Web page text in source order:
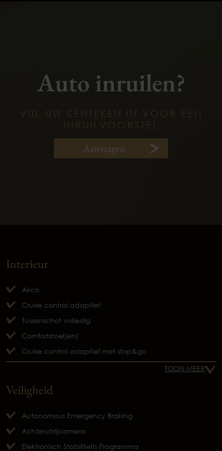
Auto inruilen?
VUL UW KENTEKEN IN VOOR EEN
INRUILVOORSTEL
Aanvragen
Interieur
Airco
Cruise control adaptief
Tussenschot volledig
Comfortstoel(en)
Cruise control adaptief met stop&go
TOON MEER
Veiligheid
Autonomous Emergency Braking
Achteruitrijcamera
Elektronisch Stabiliteits Programma